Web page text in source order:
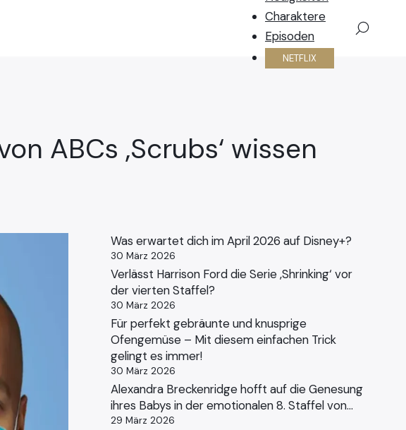
ABCs ‚Scrubs‘ wissen
Was erwartet dich im April 2026 auf Disney+?
30 März 2026
Verlässt Harrison Ford die Serie ‚Shrinking‘ vor
der vierten Staffel?
30 März 2026
Für perfekt gebräunte und knusprige
Ofengemüse – Mit diesem einfachen Trick
gelingt es immer!
30 März 2026
Alexandra Breckenridge hofft auf die Genesung
ihres Babys in der emotionalen 8. Staffel von…
29 März 2026
Charaktere
Episoden
NETFLIX